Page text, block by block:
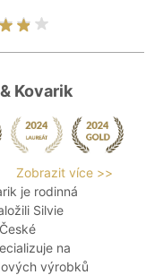
Kovarik
Zobrazit více >>
je rodinná
Silvie
na
výrobků